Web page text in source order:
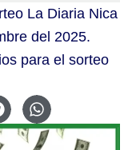
La Diaria Nica
del 2025.
para el sorteo